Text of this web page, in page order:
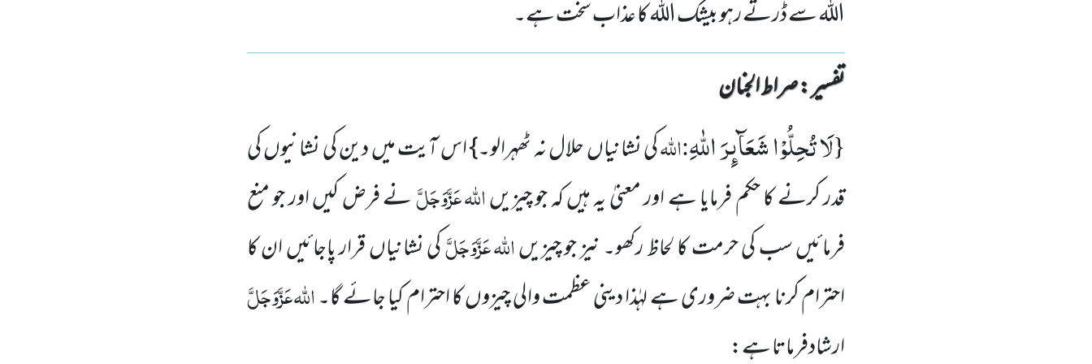
اللہ سے ڈرتے رہو بیشک اللہ کا عذاب سخت ہے۔
تفسیر : ‎صراط الجنان
{لَا تُحِلُّوْا شَعَآىٕرَ اللّٰهِ:اللہکی نشانیاں حلال نہ ٹھہرالو۔} اس آیت میں دین کی نشانیوں کی
قدر کرنے کا حکم فرمایا ہے اور معنیٰ یہ ہیں کہ جو چیزیںاللہعَزَّوَجَلَّنے فرض کیں اور جو منع
فرمائیں سب کی حرمت کا لحاظ رکھو۔ نیز جو چیزیںاللہعَزَّوَجَلَّکی نشانیاں قرار پاجائیں ان کا
احترام کرنا بہت ضروری ہے لہٰذا دینی عظمت والی چیزوں کا احترام کیا جائے گا۔اللہعَزَّوَجَلَّ
ارشادفرماتا ہے: